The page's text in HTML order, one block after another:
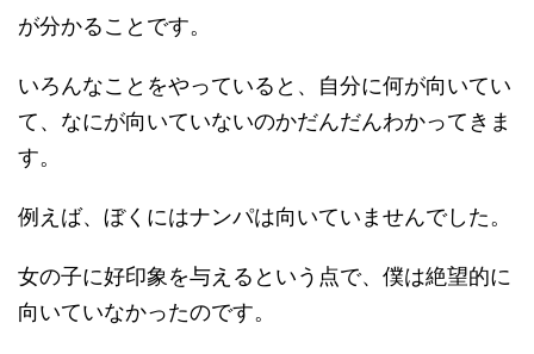
が分かることです。
いろんなことをやっていると、自分に何が向いてい
て、なにが向いていないのかだんだんわかってきま
す。
例えば、ぼくにはナンパは向いていませんでした。
女の子に好印象を与えるという点で、僕は絶望的に
向いていなかったのです。